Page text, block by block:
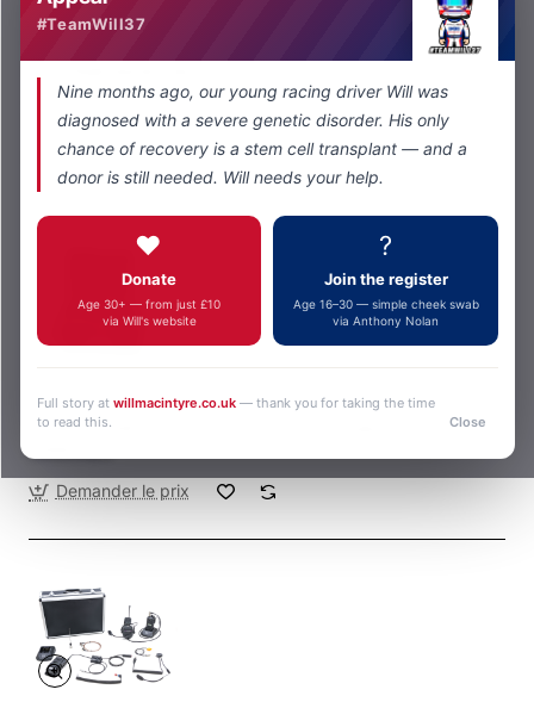
Kenwood En stock
depuis
£1 250,00
Ajouter au panier
Système radio numérique avancé pour équipe de course
Demander le prix
#TeamWill37
Nine months ago, our young racing driver Will was
diagnosed with a severe genetic disorder. His only
chance of recovery is a stem cell transplant — and a
donor is still needed. Will needs your help.
❤️
Donate
Age 30+ — from just £10
via Will's website
?
Join the register
Age 16–30 — simple cheek swab
via Anthony Nolan
Full story at willmacintyre.co.uk — thank you for taking the time
to read this.
Close